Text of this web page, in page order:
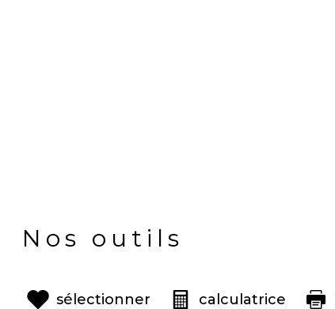
Nos outils
sélectionner calculatrice